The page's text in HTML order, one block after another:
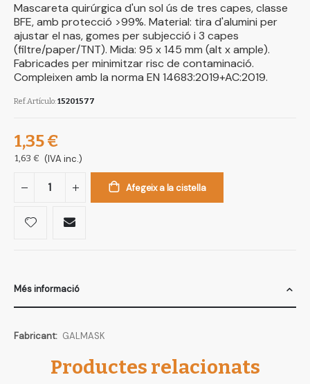
Mascareta quirúrgica d'un sol ús de tres capes, classe
BFE, amb protecció >99%. Material: tira d'alumini per
ajustar el nas, gomes per subjecció i 3 capes
(filtre/paper/TNT). Mida: 95 x 145 mm (alt x ample).
Fabricades per minimitzar risc de contaminació.
Compleixen amb la norma EN 14683:2019+AC:2019.
Ref.Artículo 15201577
1,35 €
1,63 € (IVA inc.)
Afegeix a la cistella
Més informació
Més
GALMASK
Productes relacionats